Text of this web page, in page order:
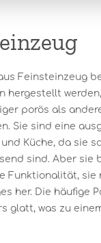
Feinsteinzeug
hergestellt
porös als
Sie sind eine
Küche, da sie
sind. Aber sie
Funktionalität, sie
her. Die häufige
glatt, was zu